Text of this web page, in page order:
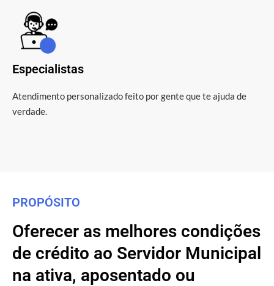
Especialistas
Atendimento personalizado feito por gente que te ajuda de
verdade.
PROPÓSITO
Oferecer as melhores condições
de crédito ao Servidor Municipal
na ativa, aposentado ou